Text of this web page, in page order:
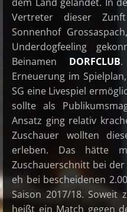
Vertreter dieser
Sonnenhof
Underdogfeeling
Beinamen DORFCLUB
Erneuerung im
SG eine Livespiel
sollte als
Ansatz ging relativ
Zuschauer wollten
erleben. Das hätte
Zuschauerschnitt bei
eh bei bescheidenen
Saison 2017/18. Soweit
heißt ein Match gegen